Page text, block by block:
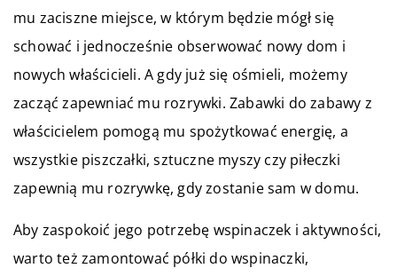
mu zaciszne miejsce, w którym będzie mógł się
schować i jednocześnie obserwować nowy dom i
nowych właścicieli. A gdy już się ośmieli, możemy
zacząć zapewniać mu rozrywki. Zabawki do zabawy z
właścicielem pomogą mu spożytkować energię, a
wszystkie piszczałki, sztuczne myszy czy piłeczki
zapewnią mu rozrywkę, gdy zostanie sam w domu.
Aby zaspokoić jego potrzebę wspinaczek i aktywności,
warto też zamontować półki do wspinaczki,